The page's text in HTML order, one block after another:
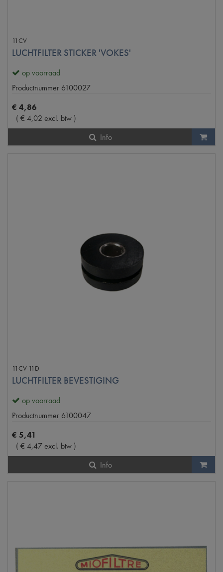
11CV
LUCHTFILTER STICKER 'VOKES'
op voorraad
Productnummer 6100027
€ 4,86
( €4,02 excl. btw )
Info
11CV 11D
LUCHTFILTER BEVESTIGING
op voorraad
Productnummer 6100047
€ 5,41
( €4,47excl. btw )
Info